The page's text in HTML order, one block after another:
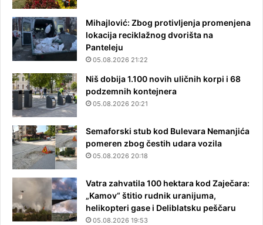
Mihajlović: Zbog protivljenja promenjena
lokacija reciklažnog dvorišta na
Panteleju
05.08.2026 21:22
Niš dobija 1.100 novih uličnih korpi i 68
podzemnih kontejnera
05.08.2026 20:21
Semaforski stub kod Bulevara Nemanjića
pomeren zbog čestih udara vozila
05.08.2026 20:18
Vatra zahvatila 100 hektara kod Zaječara:
„Kamov“ štitio rudnik uranijuma,
helikopteri gase i Deliblatsku peščaru
05.08.2026 19:53